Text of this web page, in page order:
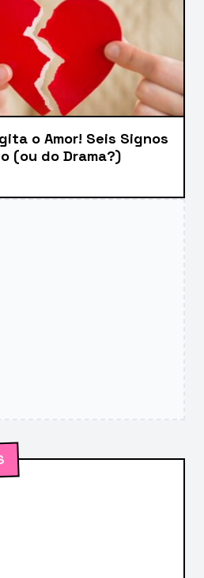
o Amor! Seis Signos
(ou do Drama?)